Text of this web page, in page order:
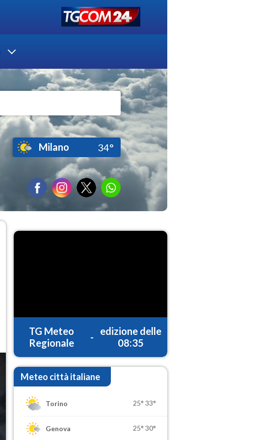
Milano 34°
TG Meteo
Regionale
-
edizione delle
08:35
Meteo città italiane
Torino 25° 33°
Genova 25° 30°